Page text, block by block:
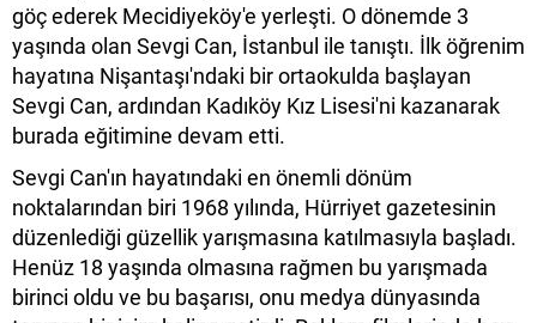
göç ederek Mecidiyeköy'e yerleşti. O dönemde 3
yaşında olan Sevgi Can, İstanbul ile tanıştı. İlk öğrenim
hayatına Nişantaşı'ndaki bir ortaokulda başlayan
Sevgi Can, ardından Kadıköy Kız Lisesi'ni kazanarak
burada eğitimine devam etti.
Sevgi Can'ın hayatındaki en önemli dönüm
noktalarından biri 1968 yılında, Hürriyet gazetesinin
düzenlediği güzellik yarışmasına katılmasıyla başladı.
Henüz 18 yaşında olmasına rağmen bu yarışmada
birinci oldu ve bu başarısı, onu medya dünyasında